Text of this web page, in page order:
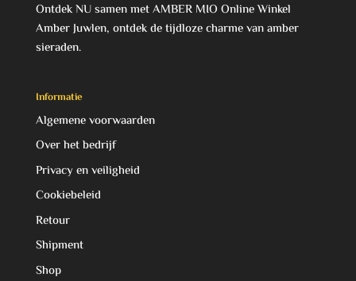
Ontdek NU samen met AMBER MIO Online Winkel
Amber Juwlen, ontdek de tijdloze charme van amber
sieraden.
Informatie
Algemene voorwaarden
Over het bedrijf
Privacy en veiligheid
Cookiebeleid
Retour
Shipment
Shop